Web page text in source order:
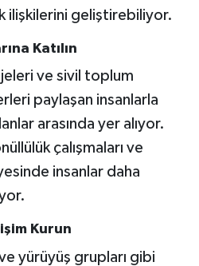
ilişkilerini geliştirebiliyor.
Katılın
ve sivil toplum
paylaşan insanlarla
arasında yer alıyor.
çalışmaları ve
insanlar daha
Kurun
yürüyüş grupları gibi